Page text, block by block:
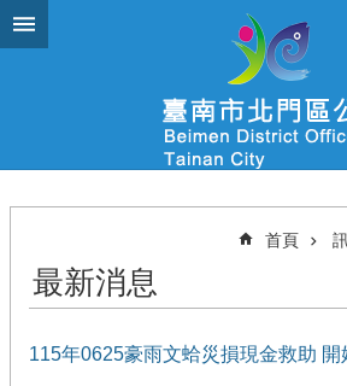
跳到主要內容區塊
首頁
最新消息
115年0625豪雨文蛤災損現金救助 開